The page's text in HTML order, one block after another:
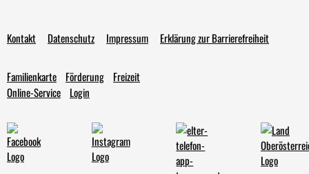
Kontakt Datenschutz Impressum Erklärung zur Barrierefreiheit
Familienkarte Förderung
Freizeit
Online-Service
Login